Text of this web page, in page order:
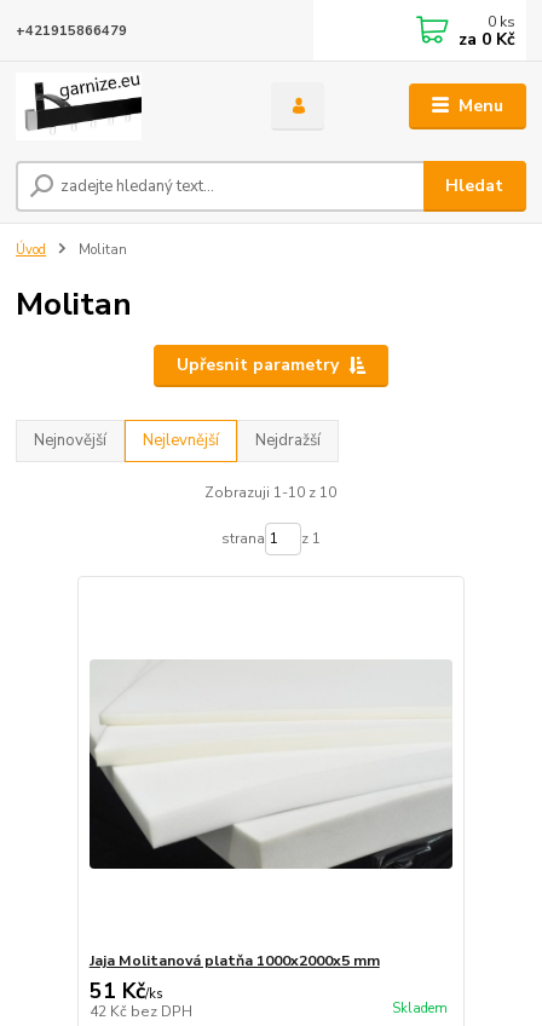
Menu
Hledat
+421915866479 0 ks
za 0 Kč
Úvod Molitan
Molitan
Upřesnit parametry
Nejnovější Nejlevnější Nejdražší
Zobrazuji 1-10 z 10
strana z 1
Jaja Molitanová platňa 1000x2000x5 mm
51 Kč/ks
42 Kč bez DPH Skladem